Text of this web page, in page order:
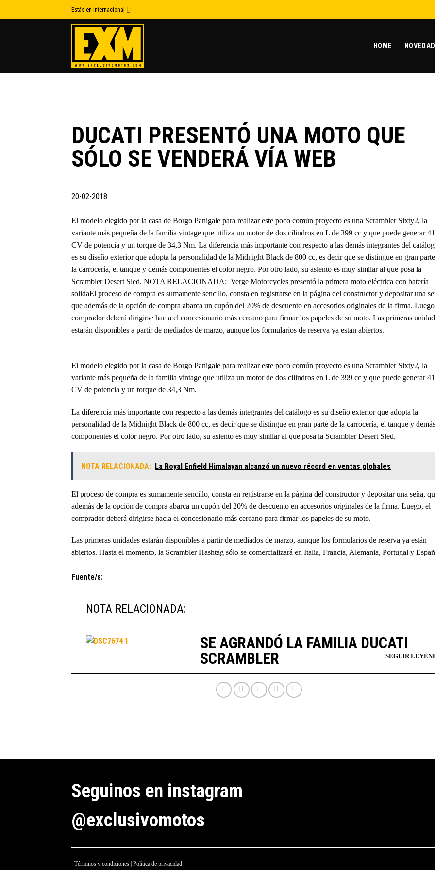
to
Estás en Internacional
HOME
DUCATI PRESENTÓ UNA MOTO QUE
SÓLO SE VENDERÁ VÍA WEB
20-02-2018
El modelo elegido por la casa de Borgo Panigale para realizar este poco común proyecto es una Scrambler Sixty2, la
variante más pequeña de la familia vintage que utiliza un motor de dos cilindros en L de 399 cc y que puede generar 41
CV de potencia y un torque de 34,3 Nm. La diferencia más importante con respecto a las demás integrantes del
es su diseño exterior que adopta la personalidad de la Midnight Black de 800 cc, es decir que se distingue en gran
la carrocería, el tanque y demás componentes el color negro. Por otro lado, su asiento es muy similar al que posa la
Scrambler Desert Sled. NOTA RELACIONADA: Verge Motorcycles presentó la primera moto eléctrica con batería
solidaEl proceso de compra es sumamente sencillo, consta en registrarse en la página del constructor y depositar una
que además de la opción de compra abarca un cupón del 20% de descuento en accesorios originales de la firma.
comprador deberá dirigirse hacia el concesionario más cercano para firmar los papeles de su moto. Las primeras
estarán disponibles a partir de mediados de marzo, aunque los formularios de reserva ya están abiertos.
El modelo elegido por la casa de Borgo Panigale para realizar este poco común proyecto es una Scrambler Sixty2, la
variante más pequeña de la familia vintage que utiliza un motor de dos cilindros en L de 399 cc y que puede generar 41
CV de potencia y un torque de 34,3 Nm.
La diferencia más importante con respecto a las demás integrantes del catálogo es su diseño exterior que adopta la
personalidad de la Midnight Black de 800 cc, es decir que se distingue en gran parte de la carrocería, el tanque y demás
componentes el color negro. Por otro lado, su asiento es muy similar al que posa la Scrambler Desert Sled.
NOTA RELACIONADA: La Royal Enfield Himalayan alcanzó un nuevo récord en ventas globales
El proceso de compra es sumamente sencillo, consta en registrarse en la página del constructor y depositar una seña,
además de la opción de compra abarca un cupón del 20% de descuento en accesorios originales de la firma. Luego, el
comprador deberá dirigirse hacia el concesionario más cercano para firmar los papeles de su moto.
Las primeras unidades estarán disponibles a partir de mediados de marzo, aunque los formularios de reserva ya están
abiertos. Hasta el momento, la Scrambler Hashtag sólo se comercializará en Italia, Francia, Alemania, Portugal y
Fuente/s:
NOTA RELACIONADA:
SE AGRANDÓ LA FAMILIA DUCATI
SCRAMBLER
Seguinos en instagram
@exclusivomotos
Términos y condiciones Política de privacidad